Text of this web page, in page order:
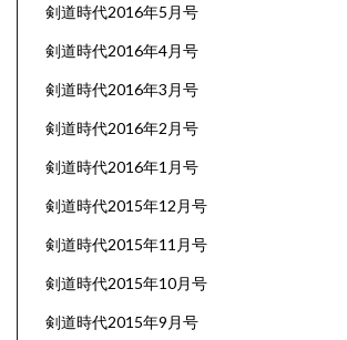
剣道時代2016年5月号
剣道時代2016年4月号
剣道時代2016年3月号
剣道時代2016年2月号
剣道時代2016年1月号
剣道時代2015年12月号
剣道時代2015年11月号
剣道時代2015年10月号
剣道時代2015年9月号